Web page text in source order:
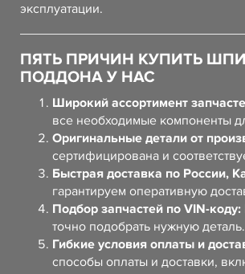
эксплуатации.
ПЯТЬ ПРИЧИН КУПИТЬ
ПОДДОНА У НАС
Широкий ассортимент
все необходимые компоненты
Оригинальные детали от
сертифицирована и
Быстрая доставка по России,
гарантируем оперативную
Подбор запчастей по VIN-коду:
точно подобрать нужную деталь.
Гибкие условия оплаты и
способы оплаты и доставки,